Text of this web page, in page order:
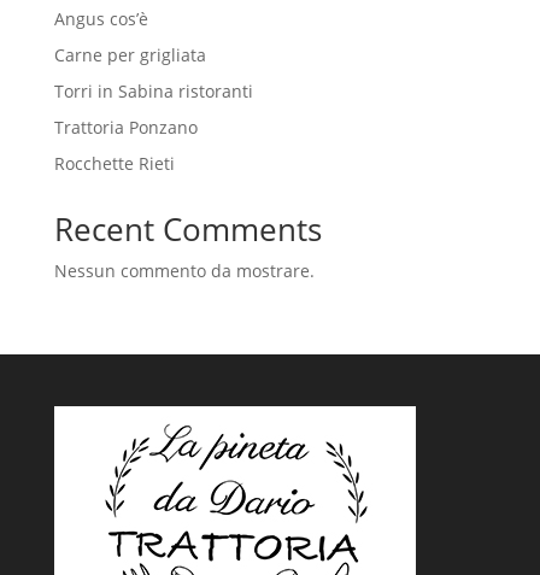
Angus cos’è
Carne per grigliata
Torri in Sabina ristoranti
Trattoria Ponzano
Rocchette Rieti
Recent Comments
Nessun commento da mostrare.